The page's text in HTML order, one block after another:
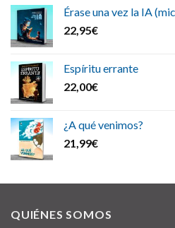
Érase una vez la IA
22,95€
Espíritu errante
22,00€
¿A qué venimos?
21,99€
QUIÉNES SOMOS